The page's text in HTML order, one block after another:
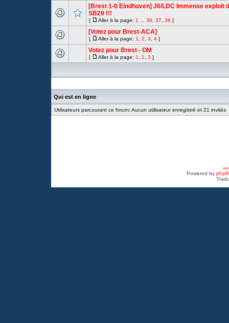
[Brest 1-0 Eindhoven] J6/LDC Immense exploit
SB29 !!!
[ Aller à la page: 1 36 37 38 ]
[Votez pour Brest-ACA]
[ Aller à la page: 1 2 3 4 ]
Votez pour Brest - OM
[ Aller à la page: 1 2 3 ]
Qui est en ligne
Utilisateurs parcourant ce forum: Aucun utilisateur enregistré et 21 invités
Powered by